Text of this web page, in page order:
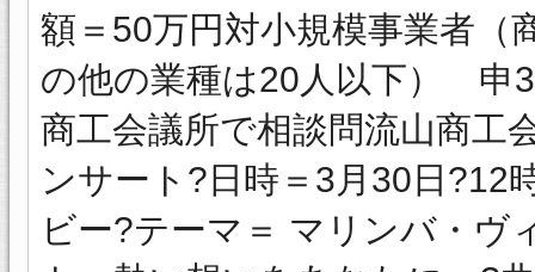
額＝50万円対小規模事業者（
の他の業種は20人以下） 申
商工会議所で相談問流山商工
ンサート?日時＝3月30日?12
ビー?テーマ＝ マリンバ・ヴ